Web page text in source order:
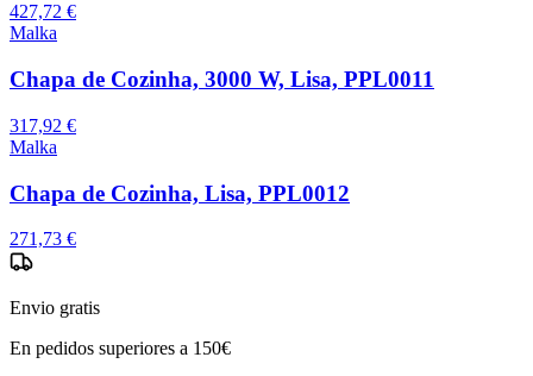
427,72 €
Malka
Chapa de Cozinha, 3000 W, Lisa, PPL0011
317,92 €
Malka
Chapa de Cozinha, Lisa, PPL0012
271,73 €
Envio gratis
En pedidos superiores a 150€